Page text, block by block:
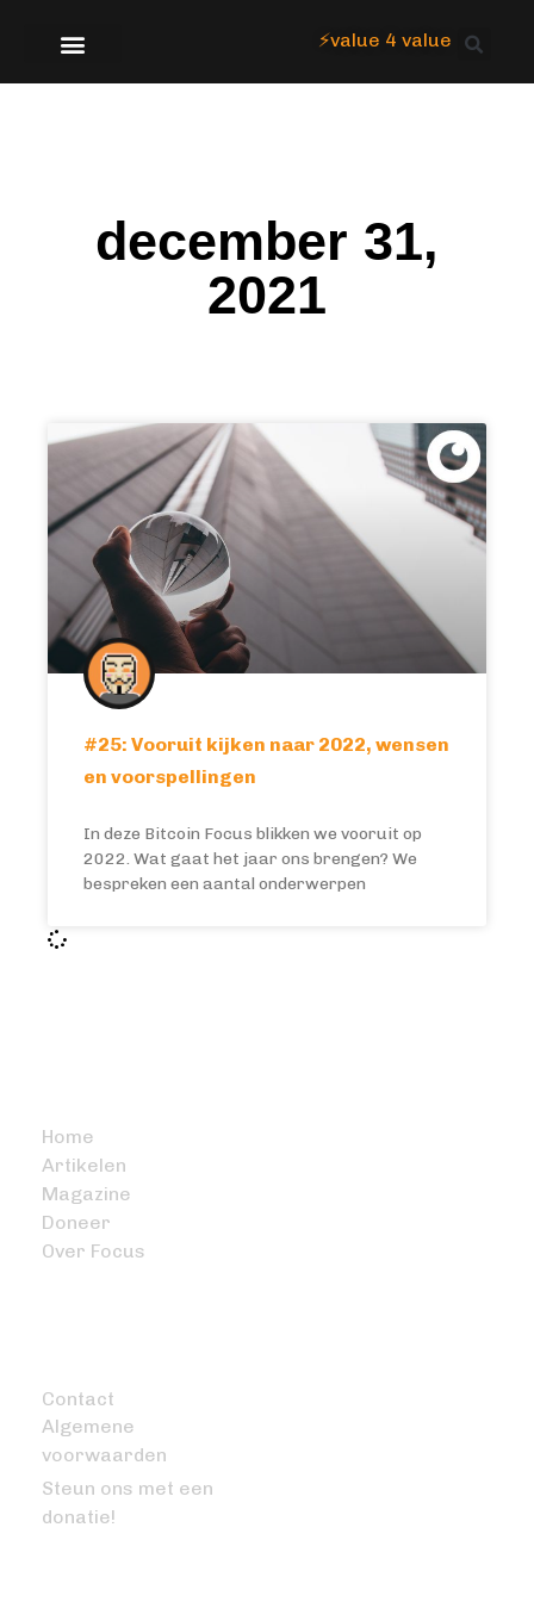
⚡value 4 value
december 31,
2021
#25: Vooruit kijken naar 2022, wensen
en voorspellingen
In deze Bitcoin Focus blikken we vooruit op
2022. Wat gaat het jaar ons brengen? We
bespreken een aantal onderwerpen
Home
Artikelen
Magazine
Doneer
Over Focus
Contact
Algemene
voorwaarden
Steun ons met een
donatie!